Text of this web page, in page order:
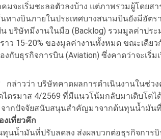
มจะเริ่มชะลอตัวลงบ้าง แต่ภาพรวมผู้โดยส
างบินภายในประเทศบางสนามบินยังมีอัตรา
บริษัทมีงานในมือ (Backlog) รวมมูลค่าปร
าว 15-20% ของมูลค่างานทั้งหมด ขณะเดี
งกับธุรกิจการบิน (Aviation) ซึ่งคาดว่าจะเริ่
กล่าวว่า บริษัทคาดผลการดำเนินงานในช่ว
ไตรมาส 4/2569 ที่มีแนวโน้มกลับมาเติบโต
จากปัจจัยสนับสนุนสำคัญมาจากต้นทุนน้ำมัน
งเที่ยวคึก
นที่ปรับลดลง ส่งผลบวกต่อธุรกิจการบิน